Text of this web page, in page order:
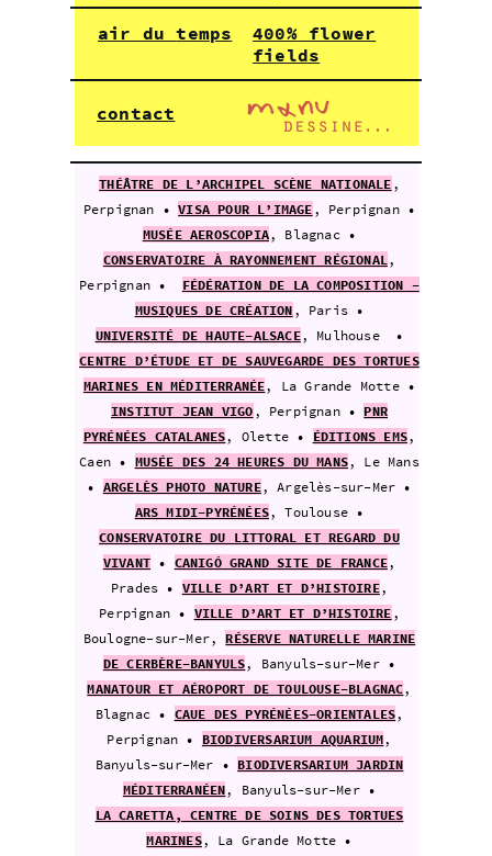
contact
air dutemps 400%flower
fields
THÉÂTRE DE L’ARCHIPEL SCÈNE NATIONALE ,
Perpignan •VISA POUR L’IMAGE , Perpignan •
MUSÉE AEROSCOPIA, Blagnac •
CONSERVATOIRE À RAYONNEMENT RÉGIONAL,
Perpignan • FÉDÉRATION DE LA COMPOSITION -
MUSIQUES DE CRÉATION , Paris •
UNIVERSITÉ DE HAUTE-ALSACE, Mulhouse •
CENTRE D’ÉTUDE ET DE SAUVEGARDE DES TORTUES
MARINES EN MÉDITERRANÉE, La Grande Motte •
INSTITUT JEAN VIGO , Perpignan •PNR
PYRÉNÉES CATALANES, Olette • ÉDITIONS EMS,
Caen • MUSÉE DES 24 HEURES DU MANS, Le Mans
• ARGELÈS PHOTO NATURE, Argelès-sur-Mer •
ARS MIDI-PYRÉNÉES, Toulouse •
CONSERVATOIRE DU LITTORAL ET REGARD DU
VIVANT• CANIGÓ GRAND SITE DE FRANCE,
Prades • VILLE D’ART ET D’HISTOIRE,
Perpignan • VILLE D’ART ET D’HISTOIRE ,
Boulogne-sur-Mer,
RÉSERVE NATURELLE MARINE
DE CERBÈRE-BANYULS, Banyuls-sur-Mer •
MANATOUR ET AÉROPORT DE TOULOUSE-BLAGNAC,
Blagnac • CAUE DES PYRÉNÉES-ORIENTALES,
Perpignan • BIODIVERSARIUM AQUARIUM,
Banyuls-sur-Mer • BIODIVERSARIUM JARDIN
MÉDITERRANÉEN, Banyuls-sur-Mer •
LA CARETTA, CENTRE DE SOINS DES TORTUES
MARINES, La Grande Motte •